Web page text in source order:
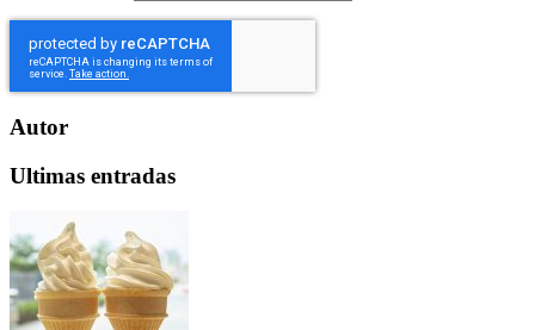
Autor
Ultimas entradas